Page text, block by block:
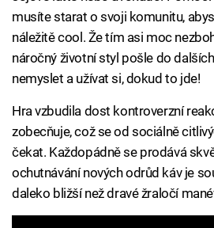
musíte starat o svoji komunitu,
náležitě cool. Že tím asi moc
náročný životní styl pošle do
nemyslet a užívat si, dokud to jde!
Hra vzbudila dost kontroverzní
zobecňuje, což se od sociálně
čekat. Každopádně se prodává
ochutnávání nových odrůd káv je
daleko bližší než dravé žraločí